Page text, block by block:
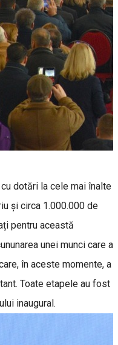
dotări la cele mai înalte
și circa 1.000.000 de
pentru această
unei munci care a
în aceste momente, a
Toate etapele au fost
inaugural.